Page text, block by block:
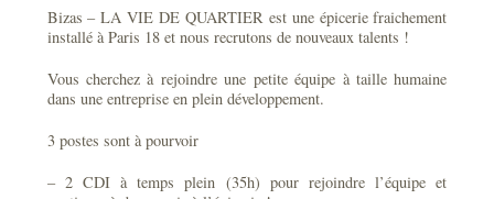
Bizas – LA VIE DE QUARTIER est une épicerie fraichement
installé à Paris 18 et nous recrutons de nouveaux talents !
Vous cherchez à rejoindre une petite équipe à taille humaine
dans une entreprise en plein développement.
3 postes sont à pourvoir
– 2 CDI à temps plein (35h) pour rejoindre l’équipe et